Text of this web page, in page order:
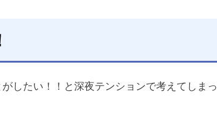
したい！！と深夜テンションで考えてしまっ